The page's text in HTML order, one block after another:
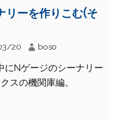
リーを作りこむ(そ
20 boso
にNゲージのシーナリー
スの機関庫編。